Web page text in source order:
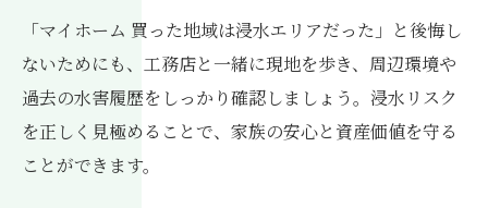
「マイホーム 買った地域は浸水エリアだった」と後悔し
ないためにも、工務店と一緒に現地を歩き、周辺環境や
過去の水害履歴をしっかり確認しましょう。浸水リスク
を正しく見極めることで、家族の安心と資産価値を守る
ことができます。